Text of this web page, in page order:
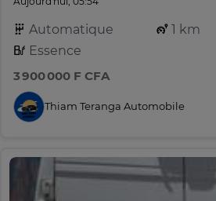
Automatique
1 km
Essence
3 900 000 F CFA
Thiam Teranga Automobile